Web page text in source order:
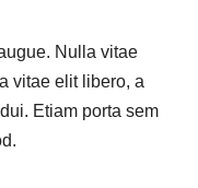
Nulla vitae
vitae elit libero, a
Etiam porta sem